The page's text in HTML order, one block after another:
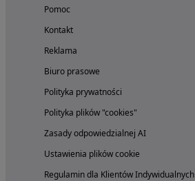
Pomoc
Kontakt
Reklama
Biuro prasowe
Polityka prywatności
Polityka plików "cookies"
Zasady odpowiedzialnej AI
Ustawienia plików cookie
Regulamin dla Klientów Indywidualnych